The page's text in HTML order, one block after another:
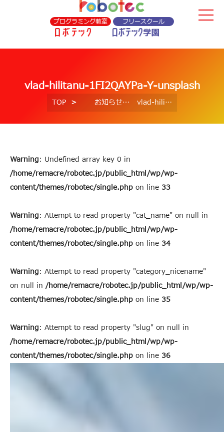
プログラミング教室 フリースクール
vlad-hilitanu-1FI2QAYPa-Y-unsplash
TOP お知らせ vlad-hilitanu-1FI2QAYPa-Y-unsplash
Warning: Undefined array key 0 in
/home/remacre/robotec.jp/public_html/wp/wp-
content/themes/robotec/single.php on line 33
Warning: Attempt to read property "cat_name" on null in
/home/remacre/robotec.jp/public_html/wp/wp-
content/themes/robotec/single.php on line 34
Warning: Attempt to read property "category_nicename"
on null in /home/remacre/robotec.jp/public_html/wp/wp-
content/themes/robotec/single.php on line 35
Warning: Attempt to read property "slug" on null in
/home/remacre/robotec.jp/public_html/wp/wp-
content/themes/robotec/single.php on line 36